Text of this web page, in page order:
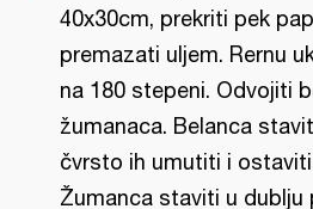
40x30cm, prekriti pek
premazati uljem. Rernu
na 180 stepeni. Odvojiti
žumanaca. Belanca
čvrsto ih umutiti i
Žumanca staviti u dublju